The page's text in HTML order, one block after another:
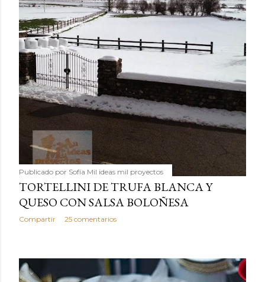
Publicado por Sofía Mil ideas mil proyectos
TORTELLINI DE TRUFA BLANCA Y
QUESO CON SALSA BOLOÑESA
Compartir 25 comentarios